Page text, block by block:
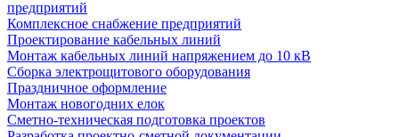
предприятий
Комплексное снабжение предприятий
Проектирование кабельных линий
Монтаж кабельных линий напряжением до 10 кВ
Сборка электрощитового оборудования
Праздничное оформление
Монтаж новогодних елок
Сметно-техническая подготовка проектов